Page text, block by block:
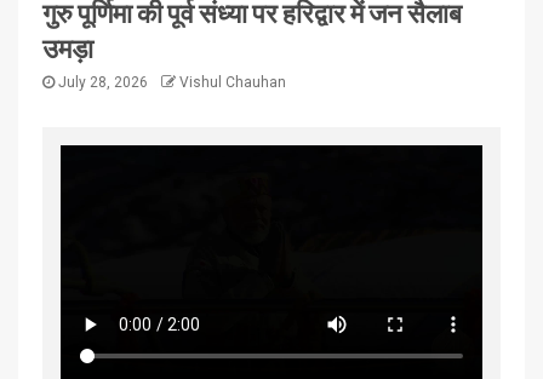
गुरु पूर्णिमा की पूर्व संध्या पर हरिद्वार में जन सैलाब
उमड़ा
July 28, 2026 Vishul Chauhan